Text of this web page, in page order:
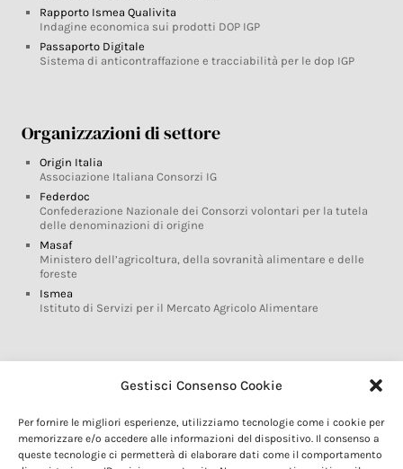
Gestisci Consenso Cookie
Per fornire le migliori esperienze, utilizziamo tecnologie come i cookie per
memorizzare e/o accedere alle informazioni del dispositivo. Il consenso a
queste tecnologie ci permetterà di elaborare dati come il comportamento
Rapporto Ismea Qualivita
Indagine economica sui prodotti DOP IGP
Passaporto Digitale
Sistema di anticontraffazione e tracciabilità per le dop IGP
Organizzazioni di settore
Origin Italia
Associazione Italiana Consorzi IG
Federdoc
Confederazione Nazionale dei Consorzi volontari per la tutela
delle denominazioni di origine
Masaf
Ministero dell’agricoltura, della sovranità alimentare e delle
foreste
Ismea
Istituto di Servizi per il Mercato Agricolo Alimentare
Glossario DOP IGP
Marchi DOP IGP
Normativa prodotti DOP IGP